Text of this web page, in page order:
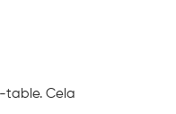
table. Cela